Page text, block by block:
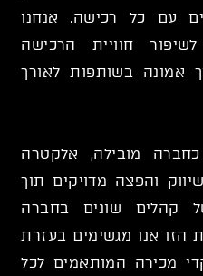
עם כל רכישה. אנחנו
חוויית הרכישה
אמונה בשותפות לאורך
מובילה, אלקטרה
והפצה מדויקים תוך
קהלים שונים בחברה
אנו מגשימים בעזרת
מכירה המותאמים לכל